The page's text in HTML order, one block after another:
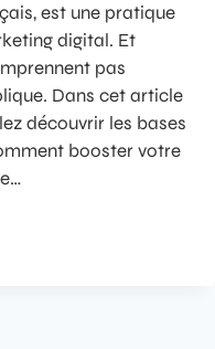
est une pratique
digital. Et
pas
Dans cet article
découvrir les bases
booster votre